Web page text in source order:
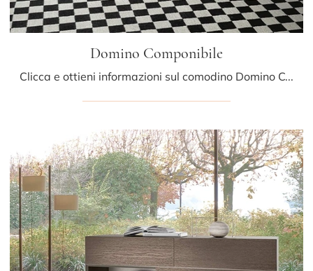
Domino Componibile
Clicca e ottieni informazioni sul comodino Domino Componibile: Comodini e mobili con cassetti di Sangiacomo sono ideali per spazi design.